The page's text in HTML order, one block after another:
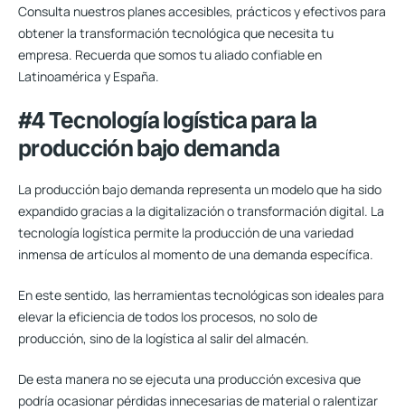
Consulta nuestros planes accesibles, prácticos y efectivos para
obtener la transformación tecnológica que necesita tu
empresa. Recuerda que somos tu aliado confiable en
Latinoamérica y España.
#4 Tecnología logística para la
producción bajo demanda
La producción bajo demanda representa un modelo que ha sido
expandido gracias a la digitalización o transformación digital. La
tecnología logística permite la producción de una variedad
inmensa de artículos al momento de una demanda específica.
En este sentido, las herramientas tecnológicas son ideales para
elevar la eficiencia de todos los procesos, no solo de
producción, sino de la logística al salir del almacén.
De esta manera no se ejecuta una producción excesiva que
podría ocasionar pérdidas innecesarias de material o ralentizar